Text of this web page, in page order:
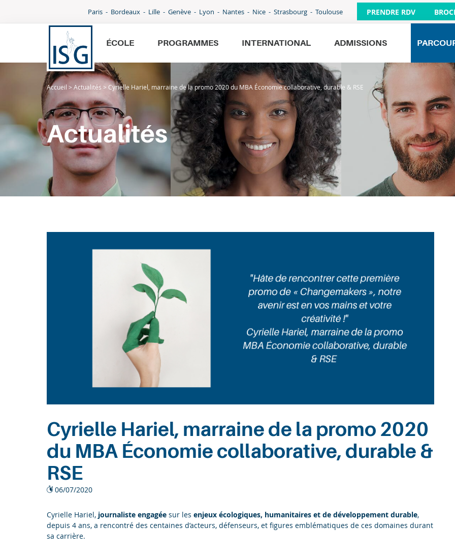
Paris Bordeaux Lille Genève Lyon Nantes Nice Strasbourg Toulouse PRENDRE RDV
ÉCOLE PROGRAMMES INTERNATIONAL ADMISSIONS
École
Programmes
International
Admissions
Entreprises
Accueil > Actualités > Cyrielle Hariel, marraine de la promo 2020 du MBA Économie collaborative, durable & RSE
Actualités
Cyrielle Hariel, marraine de la promo 2020
du MBA Économie collaborative, durable &
RSE
06/07/2020
Cyrielle Hariel, journaliste engagée sur les enjeux écologiques, humanitaires et de développement durable,
depuis 4 ans, a rencontré des centaines d’acteurs, défenseurs, et figures emblématiques de ces domaines durant
sa carrière.